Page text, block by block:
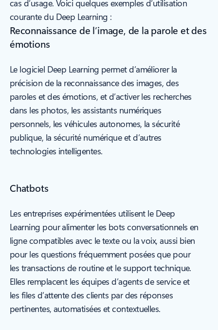
cas d’usage. Voici quelques exemples d’utilisation
courante du Deep Learning :
Reconnaissance de l’image, de la parole et des
émotions
Le logiciel Deep Learning permet d’améliorer la
précision de la reconnaissance des images, des
paroles et des émotions, et d’activer les recherches
dans les photos, les assistants numériques
personnels, les véhicules autonomes, la sécurité
publique, la sécurité numérique et d’autres
technologies intelligentes.
Chatbots
Les entreprises expérimentées utilisent le Deep
Learning pour alimenter les bots conversationnels en
ligne compatibles avec le texte ou la voix, aussi bien
pour les questions fréquemment posées que pour
les transactions de routine et le support technique.
Elles remplacent les équipes d’agents de service et
les files d’attente des clients par des réponses
pertinentes, automatisées et contextuelles.